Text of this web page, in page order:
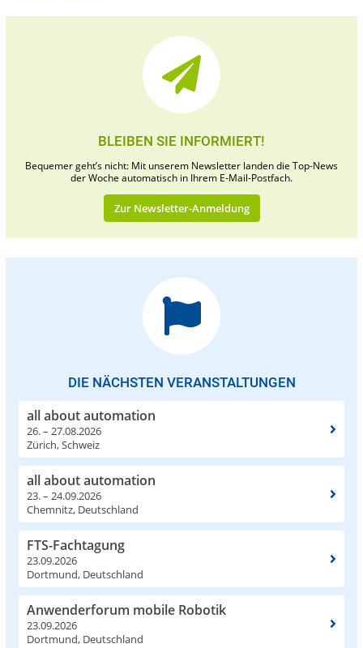
BLEIBEN SIE INFORMIERT!
Bequemer geht’s nicht: Mit unserem Newsletter landen die Top-News
der Woche automatisch in Ihrem E-Mail-Postfach.
Zur Newsletter-Anmeldung
DIE NÄCHSTEN VERANSTALTUNGEN
all about automation
26. – 27.08.2026
Zürich, Schweiz
all about automation
23. – 24.09.2026
Chemnitz, Deutschland
FTS-Fachtagung
23.09.2026
Dortmund, Deutschland
Anwenderforum mobile Robotik
23.09.2026
Dortmund, Deutschland